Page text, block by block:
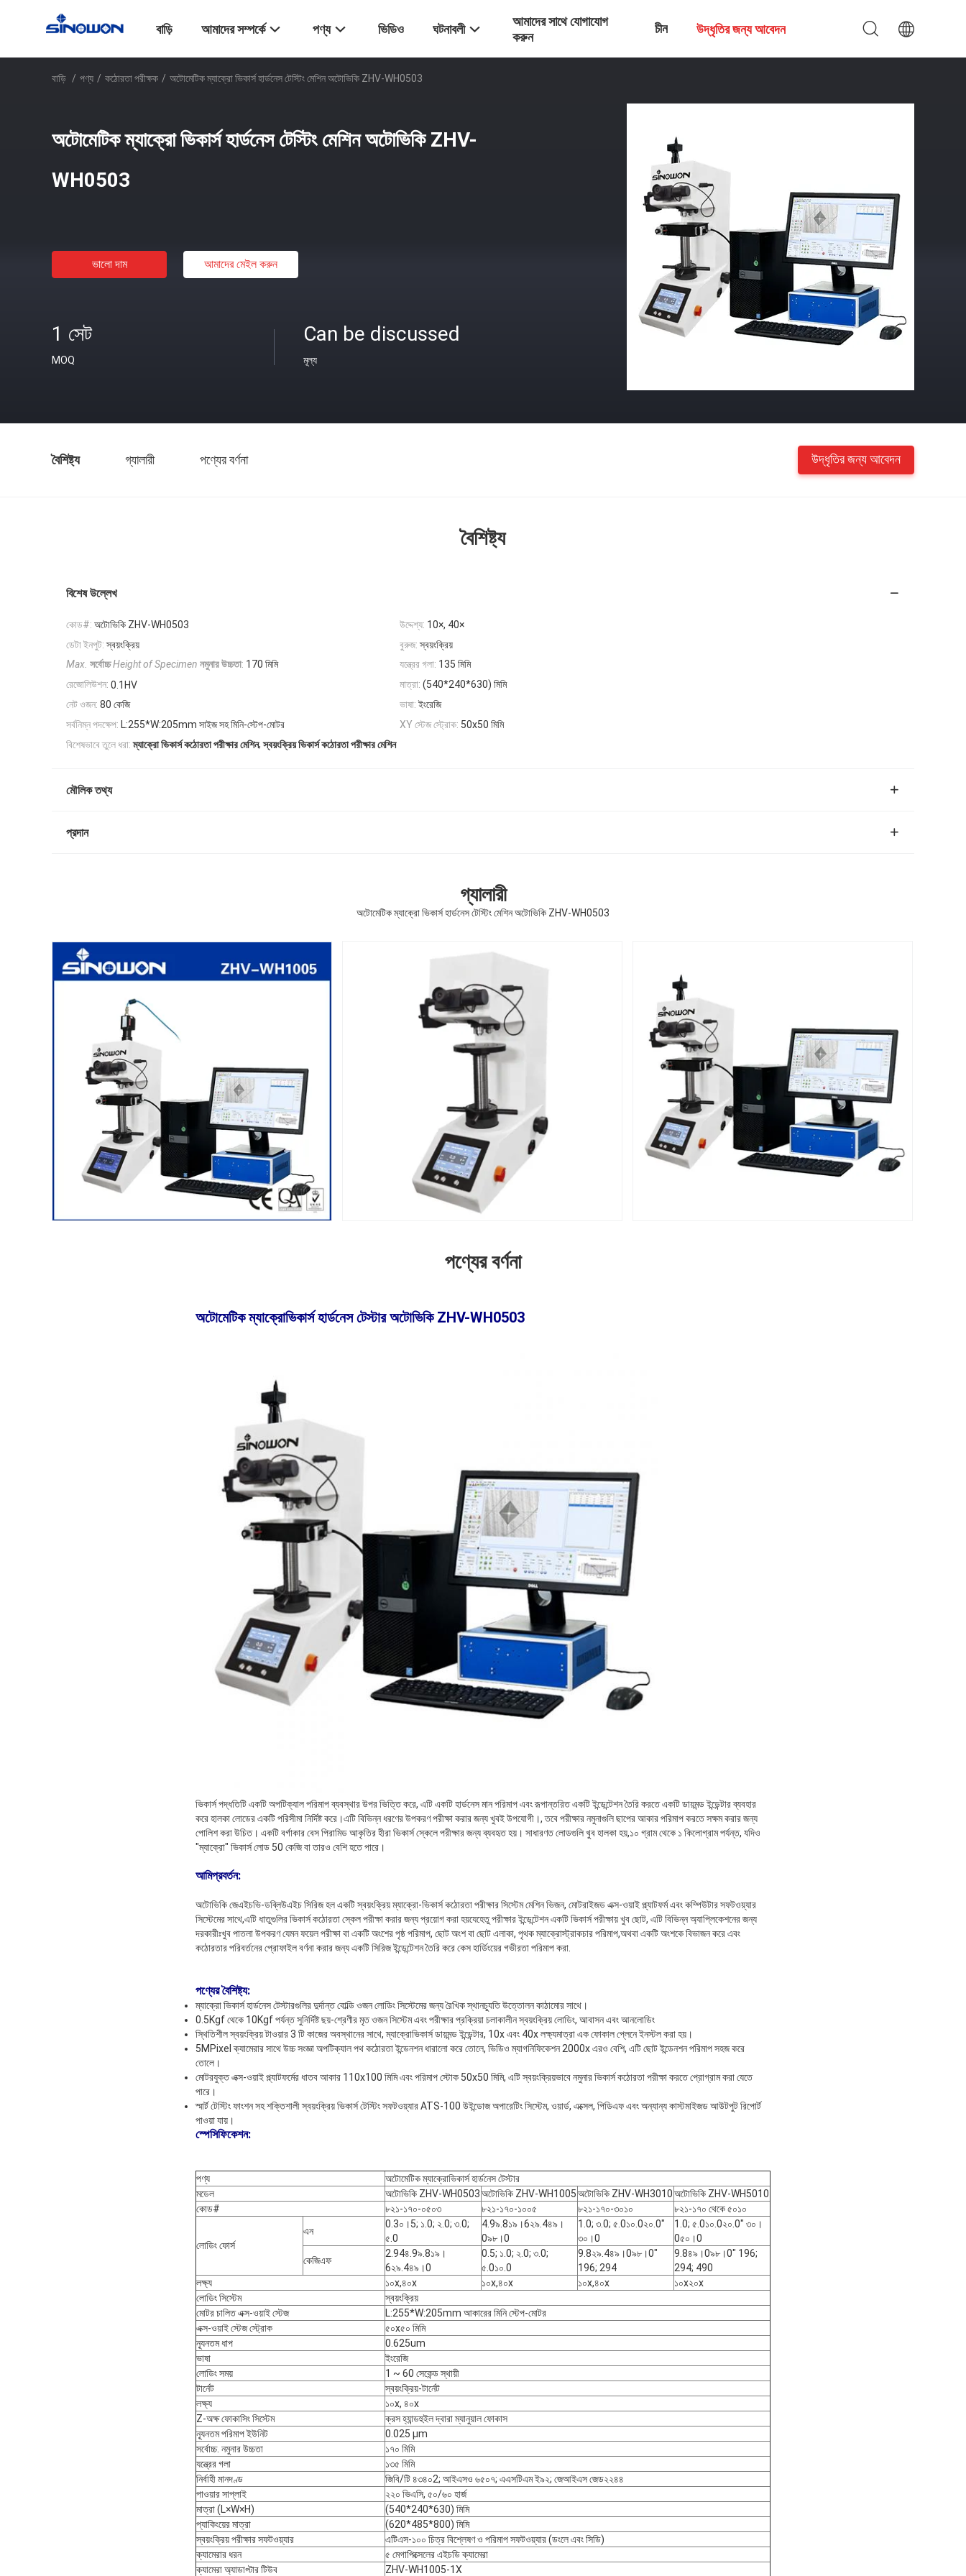
বাড়ি আমাদের সম্পর্কে পণ্য ভিডিও ঘটনাবলী
আমাদের সাথে যোগাযোগ
করুন
চীন উদ্ধৃতির জন্য আবেদন
বাড়ি / পণ্য / কঠোরতা পরীক্ষক / অটোমেটিক ম্যাক্রো ভিকার্স হার্ডনেস টেস্টিং মেশিন অটোভিকি ZHV-WH0503
অটোমেটিক ম্যাক্রো ভিকার্স হার্ডনেস টেস্টিং মেশিন অটোভিকি ZHV-
WH0503
ভালো দাম আমাদের মেইল ​​করুন
1 সেট
MOQ
Can be discussed
মূল্য
বৈশিষ্ট্য গ্যালারী পণ্যের বর্ণনা উদ্ধৃতির জন্য আবেদন
বৈশিষ্ট্য
বিশেষ উল্লেখ
কোড#: অটোভিকি ZHV-WH0503 উদ্দেশ্য: 10×, 40×
ডেটা ইনপুট: স্বয়ংক্রিয় বুরুজ: স্বয়ংক্রিয়
Max. সর্বোচ্চHeight of Specimen নমুনার উচ্চতা: 170 মিমি যন্ত্রের গলা: 135 মিমি
রেজোলিউশন: 0.1HV মাত্রা: (540*240*630) মিমি
নেট ওজন: 80 কেজি ভাষা: ইংরেজি
সর্বনিম্ন পদক্ষেপ: L:255*W:205mm সাইজ সহ মিনি-স্টেপ-মোটর XY স্টেজ স্ট্রোক: 50x50 মিমি
বিশেষভাবে তুলে ধরা: ম্যাক্রো ভিকার্স কঠোরতা পরীক্ষার মেশিন,স্বয়ংক্রিয় ভিকার্স কঠোরতা পরীক্ষার মেশিন
মৌলিক তথ্য
প্রদান
গ্যালারী
অটোমেটিক ম্যাক্রো ভিকার্স হার্ডনেস টেস্টিং মেশিন অটোভিকি ZHV-WH0503
পণ্যের বর্ণনা
অটোমেটিক ম্যাক্রোভিকার্স হার্ডনেস টেস্টার অটোভিকি ZHV-WH0503
ভিকার্স পদ্ধতিটি একটি অপটিক্যাল পরিমাপ ব্যবস্থার উপর ভিত্তি করে, এটি একটি হার্ডনেস মান পরিমাপ এবং রূপান্তরিত একটি ইন্ডেন্টেশন তৈরি করতে একটি ডায়মন্ড ইন্ডেন্টার ব্যবহার
করে হালকা লোডের একটি পরিসীমা নির্দিষ্ট করে।এটি বিভিন্ন ধরণের উপকরণ পরীক্ষা করার জন্য খুবই উপযোগী।, তবে পরীক্ষার নমুনাগুলি ছাপের আকার পরিমাপ করতে সক্ষম করার জন্য
পোলিশ করা উচিত। একটি বর্গাকার বেস পিরামিড আকৃতির হীরা ভিকার্স স্কেলে পরীক্ষার জন্য ব্যবহৃত হয়। সাধারণত লোডগুলি খুব হালকা হয়,১০ গ্রাম থেকে ১ কিলোগ্রাম পর্যন্ত, যদিও
"ম্যাক্রো" ভিকার্স লোড 50 কেজি বা তারও বেশি হতে পারে।
আমিপ্রবর্তন:
অটোভিকি জেএইচভি-ডব্লিউএইচ সিরিজ হল একটি স্বয়ংক্রিয় ম্যাক্রো-ভিকার্স কঠোরতা পরীক্ষার সিস্টেম মেশিন ভিজন, মোটরাইজড এক্স-ওয়াই প্ল্যাটফর্ম এবং কম্পিউটার সফটওয়্যার
সিস্টেমের সাথে,এটি ধাতুগুলির ভিকার্স কঠোরতা স্কেল পরীক্ষা করার জন্য প্রয়োগ করা হয়যেহেতু পরীক্ষার ইন্ডেন্টেশন একটি ভিকার্স পরীক্ষায় খুব ছোট, এটি বিভিন্ন অ্যাপ্লিকেশনের জন্য
দরকারীঃখুব পাতলা উপকরণ যেমন ফয়েল পরীক্ষা বা একটি অংশের পৃষ্ঠ পরিমাপ, ছোট অংশ বা ছোট এলাকা, পৃথক ম্যাক্রোস্ট্রাকচার পরিমাপ,অথবা একটি অংশকে বিভাজন করে এবং
কঠোরতার পরিবর্তনের প্রোফাইল বর্ণনা করার জন্য একটি সিরিজ ইন্ডেন্টেশন তৈরি করে কেস হার্ডিংয়ের গভীরতা পরিমাপ করা.
পণ্যের বৈশিষ্ট্য:
ম্যাক্রো ভিকার্স হার্ডনেস টেস্টারগুলির দুর্দান্ত বোল্ডি ওজন লোডিং সিস্টেমের জন্য রৈখিক স্থানচ্যুতি উত্তোলন কাঠামোর সাথে।
0.5Kgf থেকে 10Kgf পর্যন্ত সুনির্দিষ্ট ছয়-শ্রেণীর মৃত ওজন সিস্টেম এবং পরীক্ষার প্রক্রিয়া চলাকালীন স্বয়ংক্রিয় লোডিং, আবাসন এবং আনলোডিং
স্থিতিশীল স্বয়ংক্রিয় টাওয়ার 3 টি কাজের অবস্থানের সাথে, ম্যাক্রোভিকার্স ডায়মন্ড ইন্ডেন্টার, 10x এবং 40x লক্ষ্যমাত্রা এক ফোকাল প্লেনে ইনস্টল করা হয়।
5MPixel ক্যামেরার সাথে উচ্চ সংজ্ঞা অপটিক্যাল পথ কঠোরতা ইন্ডেনশন ধারালো করে তোলে, ভিডিও ম্যাগনিফিকেশন 2000x এরও বেশি, এটি ছোট ইন্ডেনশন পরিমাপ সহজ করে
তোলে।
মোটরযুক্ত এক্স-ওয়াই প্ল্যাটফর্মের ধাতব আকার 110x100 মিমি এবং পরিমাপ স্টোক 50x50 মিমি, এটি স্বয়ংক্রিয়ভাবে নমুনার ভিকার্স কঠোরতা পরীক্ষা করতে প্রোগ্রাম করা যেতে
পারে।
স্মার্ট টেস্টিং ফাংশন সহ শক্তিশালী স্বয়ংক্রিয় ভিকার্স টেস্টিং সফটওয়্যার ATS-100 উইন্ডোজ অপারেটিং সিস্টেম, ওয়ার্ড, এক্সেল, পিডিএফ এবং অন্যান্য কাস্টমাইজড আউটপুট রিপোর্ট
পাওয়া যায়।
স্পেসিফিকেশন:
পণ্য
অটোমেটিক ম্যাক্রোভিকার্স হার্ডনেস টেস্টার
মডেল
অটোভিকি ZHV-WH0503অটোভিকি ZHV-WH1005অটোভিকি ZHV-WH3010অটোভিকি ZHV-WH5010
কোড#
৮২১-১৭০-০৫০৩ ৮২১-১৭০-১০০৫ ৮২১-১৭০-৩০১০ ৮২১-১৭০ থেকে ৫০১০
লোডিং ফোর্স
এন
0.3০।5; ১.0; ২.0; ৩.0;
৫.0
4.9৯.8১৯।6২৯.4৪৯।
0৯৮।0
1.0; ৩.0; ৫.0১০.0২০.0"
৩০।0
1.0; ৫.0১০.0২০.0" ৩০।
0৫০।0
কেজিএফ
2.94৪.9৯.8১৯।
6২৯.4৪৯।0
0.5; ১.0; ২.0; ৩.0;
৫.0১০.0
9.8২৯.4৪৯।0৯৮।0"
196; 294
9.8৪৯।0৯৮।0" 196;
294; 490
লক্ষ্য
১০x,৪০x ১০x,৪০x ১০x,৪০x
১০x২০x
লোডিং সিস্টেম
স্বয়ংক্রিয়
মোটর চালিত এক্স-ওয়াই স্টেজ
L:255*W:205mm আকারের মিনি স্টেপ-মোটর
এক্স-ওয়াই স্টেজ স্ট্রোক
৫০x৫০ মিমি
ন্যূনতম ধাপ
0.625um
ভাষা
ইংরেজি
লোডিং সময়
1 ~ 60 সেকেন্ড স্থায়ী
টার্নেট
স্বয়ংক্রিয়-টার্নেট
লক্ষ্য
১০x, ৪০x
Z-অক্ষ ফোকাসিং সিস্টেম
ক্রস হ্যান্ডহুইল দ্বারা ম্যানুয়াল ফোকাস
ন্যূনতম পরিমাপ ইউনিট
0.025 μm
সর্বোচ্চ. নমুনার উচ্চতা
১৭০ মিমি
যন্ত্রের গলা
১৩৫ মিমি
নির্বাহী মানদণ্ড
জিবি/টি ৪৩৪০2; আইএসও ৬৫০৭; এএসটিএম ই৯২; জেআইএস জেড২২৪৪
পাওয়ার সাপ্লাই
২২০ ভিএসি, ৫০/৬০ হার্জ
মাত্রা (L×W×H)
(540*240*630) মিমি
প্যাকিংয়ের মাত্রা
(620*485*800) মিমি
স্বয়ংক্রিয় পরীক্ষার সফটওয়্যার
এটিএস-১০০ চিত্র বিশ্লেষণ ও পরিমাপ সফটওয়্যার (ডংলে এবং সিডি)
ক্যামেরার ধরন
৫ মেগাপিক্সেলের এইচডি ক্যামেরা
ক্যামেরা অ্যাডাপ্টার টিউব
ZHV-WH1005-1X